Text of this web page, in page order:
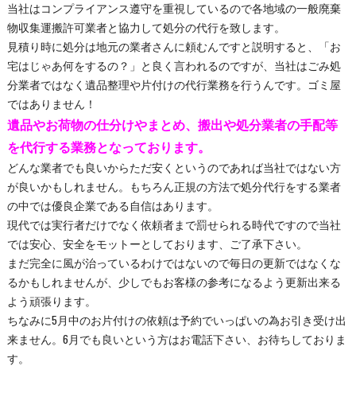
当社はコンプライアンス遵守を重視しているので各地域の一般廃棄
物収集運搬許可業者と協力して処分の代行を致します。
見積り時に処分は地元の業者さんに頼むんですと説明すると、「お
宅はじゃあ何をするの？」と良く言われるのですが、当社はごみ処
分業者ではなく遺品整理や片付けの代行業務を行うんです。ゴミ屋
ではありません！
遺品やお荷物の仕分けやまとめ、搬出や処分業者の手配等
を代行する業務となっております。
どんな業者でも良いからただ安くというのであれば当社ではない方
が良いかもしれません。もちろん正規の方法で処分代行をする業者
の中では優良企業である自信はあります。
現代では実行者だけでなく依頼者まで罰せられる時代ですので当社
では安心、安全をモットーとしております、ご了承下さい。
まだ完全に風が治っているわけではないので毎日の更新ではなくな
るかもしれませんが、少しでもお客様の参考になるよう更新出来る
よう頑張ります。
ちなみに5月中のお片付けの依頼は予約でいっぱいの為お引き受け出
来ません。6月でも良いという方はお電話下さい、お待ちしておりま
す。